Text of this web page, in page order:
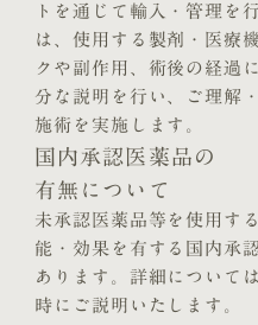
トを通じて輸入・管理を
は、使用する製剤・医療
クや副作用、術後の経過
分な説明を行い、ご理解
施術を実施します。
国内承認医薬品の
有無について
未承認医薬品等を使用す
能・効果を有する国内承
あります。詳細について
時にご説明いたします。